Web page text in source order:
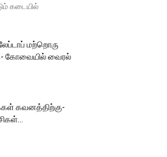
கடையில்
மற்றொரு
கோவையில் வைரல்
கவனத்திற்கு-